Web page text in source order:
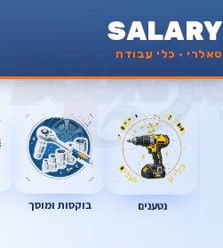
SALARY
סאלרי · כלי עבודה
נטענים בוקסות ומוסך